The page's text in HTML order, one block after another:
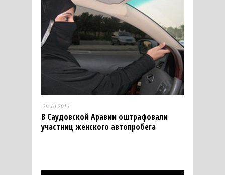
29.10.2013
В Саудовской Аравии оштрафовали
участниц женского автопробега